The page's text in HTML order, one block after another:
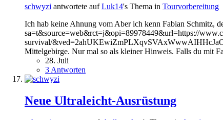
schwyzi antwortete aufLuk14's Thema in Tourvorbereitung
Ich hab keine Ahnung vom Aber ich kenn Fabian Schmitz,
sa=t&source=web&rct=j&opi=89978449&url=https://
survival/
Mittelgebirge. Nur mal so als kleiner Hinweis. Falls du mit
28. Juli
3 Antworten
Neue Ultraleicht-Ausrüstung